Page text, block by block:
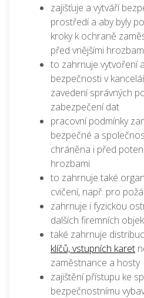
zajišťuje a vytváří
prostředí a aby byly
kroky k ochraně
před vnějšími
to zahrnuje vytvoření
bezpečnosti v
zavedení správných
zabezpečení dat
pracovní podmínky
bezpečné a
chráněna i před
hrozbami
to zahrnuje také
cvičení, např. pro
zahrnuje i fyzickou
dalších firemních
také zahrnuje
klíčů, vstupních karet
zaměstnance a hosty
zajištění přístupu ke
bezpečnostnímu